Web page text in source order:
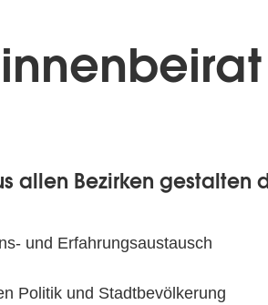
allen Bezirken gestalten
und Erfahrungsaustausch
Politik und Stadtbevölkerung